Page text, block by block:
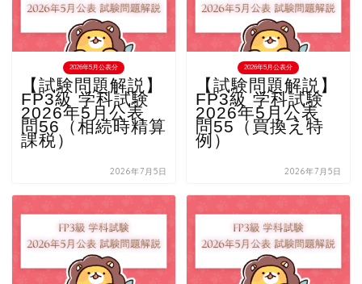
2026年5月公表分
【試験問題解説】
FP3級 学科試験
2026年5月公表
問56（相続時精算
課税）
2026年7月5日
2026年5月公表分
【試験問題解説】
FP3級 学科試験
2026年5月公表
問55（買換え特
例）
2026年7月5日